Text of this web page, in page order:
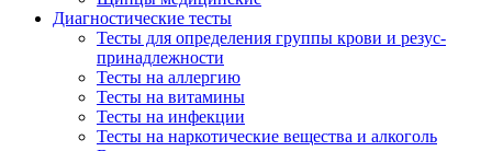
Диагностические тесты
Тесты для определения группы крови и резус-
принадлежности
Тесты на аллергию
Тесты на витамины
Тесты на инфекции
Тесты на наркотические вещества и алкоголь